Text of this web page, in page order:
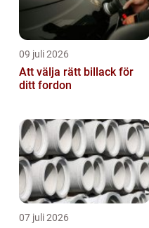
09 juli 2026
Att välja rätt billack för
ditt fordon
07 juli 2026